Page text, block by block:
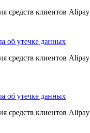
средств клиентов Alipay
об утечке данных
средств клиентов Alipay
об утечке данных
средств клиентов Alipay